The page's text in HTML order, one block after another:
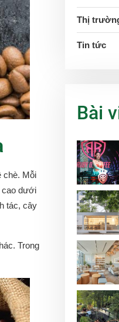
chè. Mỗi
cao dưới
tác, cây
Trong
Thị
Tin tức
Bài